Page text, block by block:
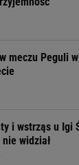
meczu Peguli
i wstrząs u Igi
widział